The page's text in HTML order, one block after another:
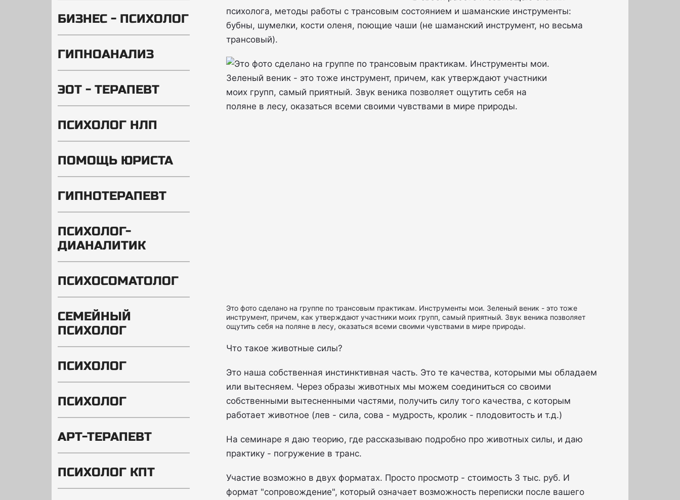
БИЗНЕС - ПСИХОЛОГ
ГИПНОАНАЛИЗ
ЭОТ - ТЕРАПЕВТ
ПСИХОЛОГ НЛП
ПОМОЩЬ ЮРИСТА
ГИПНОТЕРАПЕВТ
ПСИХОЛОГ-
ДИАНАЛИТИК
ПСИХОСОМАТОЛОГ
СЕМЕЙНЫЙ
ПСИХОЛОГ
ПСИХОЛОГ
ПСИХОЛОГ
АРТ-ТЕРАПЕВТ
ПСИХОЛОГ КПТ
психолога, методы работы с трансовым состоянием и шаманские инструменты:
бубны, шумелки, кости оленя, поющие чаши (не шаманский инструмент, но весьма
трансовый).
Это фото сделано на группе по трансовым практикам. Инструменты мои. Зеленый веник - это тоже
инструмент, причем, как утверждают участники моих групп, самый приятный. Звук веника позволяет
ощутить себя на поляне в лесу, оказаться всеми своими чувствами в мире природы.
Что такое животные силы?
Это наша собственная инстинктивная часть. Это те качества, которыми мы обладаем
или вытесняем. Через образы животных мы можем соединиться со своими
собственными вытесненными частями, получить силу того качества, с которым
работает животное (лев - сила, сова - мудрость, кролик - плодовитость и т.д.)
На семинаре я даю теорию, где рассказываю подробно про животных силы, и даю
практику - погружение в транс.
Участие возможно в двух форматах. Просто просмотр - стоимость 3 тыс. руб. И
формат "сопровождение", который означает возможность переписки после вашего